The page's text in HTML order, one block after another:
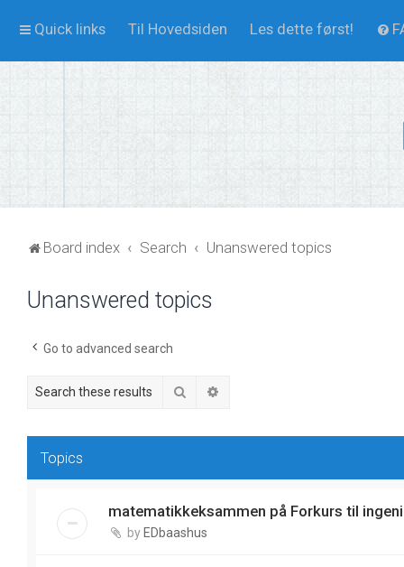
Quick links Til Hovedsiden Les dette først!
Board index Search Unanswered topics
Unanswered topics
Go to advanced search
Search
Topics
matematikkeksammen på Forkurs til
by EDbaashus